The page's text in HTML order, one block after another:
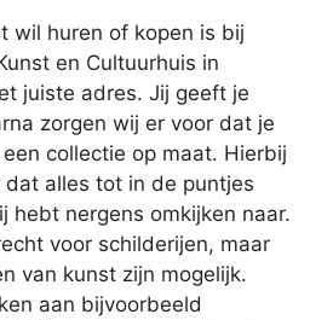
wil huren of kopen is bij
en Cultuurhuis in
juiste adres. Jij geeft je
zorgen wij er voor dat je
collectie op maat. Hierbij
dat alles tot in de puntjes
hebt nergens omkijken naar.
voor schilderijen, maar
van kunst zijn mogelijk.
aan bijvoorbeeld